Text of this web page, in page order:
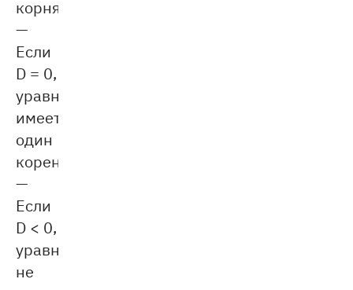
корня.
—
Eсли
D = 0,
уравнение
имеет
один
корень.
—
Если
D < 0,
уравнение
не